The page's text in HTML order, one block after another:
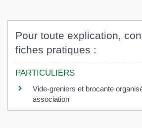
Pour toute explication,
fiches pratiques :
PARTICULIERS
Vide-greniers et brocante
association